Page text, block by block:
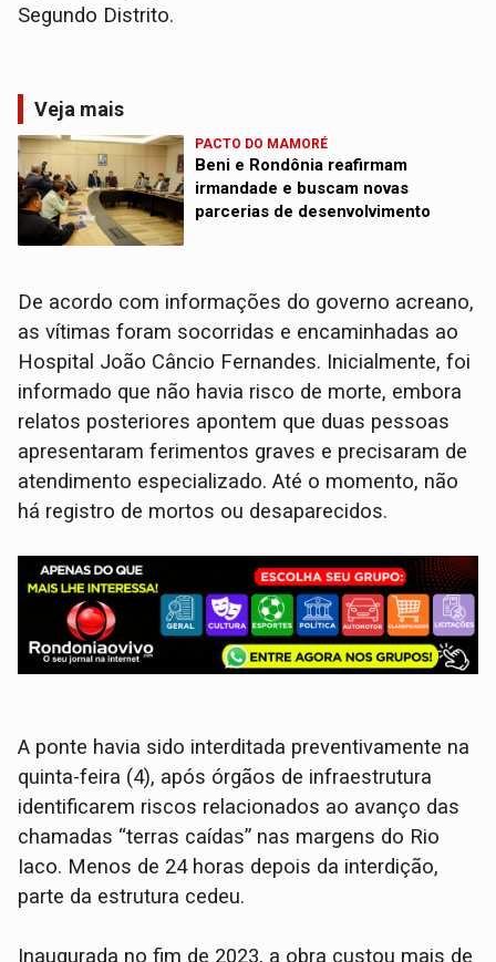
Segundo Distrito.
Veja mais
PACTO DO MAMORÉ
Beni e Rondônia reafirmam
irmandade e buscam novas
parcerias de desenvolvimento
De acordo com informações do governo acreano,
as vítimas foram socorridas e encaminhadas ao
Hospital João Câncio Fernandes. Inicialmente, foi
informado que não havia risco de morte, embora
relatos posteriores apontem que duas pessoas
apresentaram ferimentos graves e precisaram de
atendimento especializado. Até o momento, não
há registro de mortos ou desaparecidos.
A ponte havia sido interditada preventivamente na
quinta-feira (4), após órgãos de infraestrutura
identificarem riscos relacionados ao avanço das
chamadas “terras caídas” nas margens do Rio
Iaco. Menos de 24 horas depois da interdição,
parte da estrutura cedeu.
Inaugurada no fim de 2023, a obra custou mais de